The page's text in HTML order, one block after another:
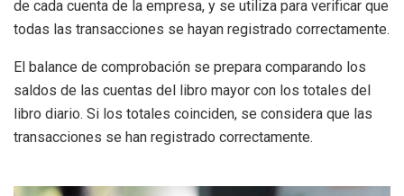
de cada cuenta de la empresa, y se utiliza para verificar que
todas las transacciones se hayan registrado correctamente.
El balance de comprobación se prepara comparando los
saldos de las cuentas del libro mayor con los totales del
libro diario. Si los totales coinciden, se considera que las
transacciones se han registrado correctamente.